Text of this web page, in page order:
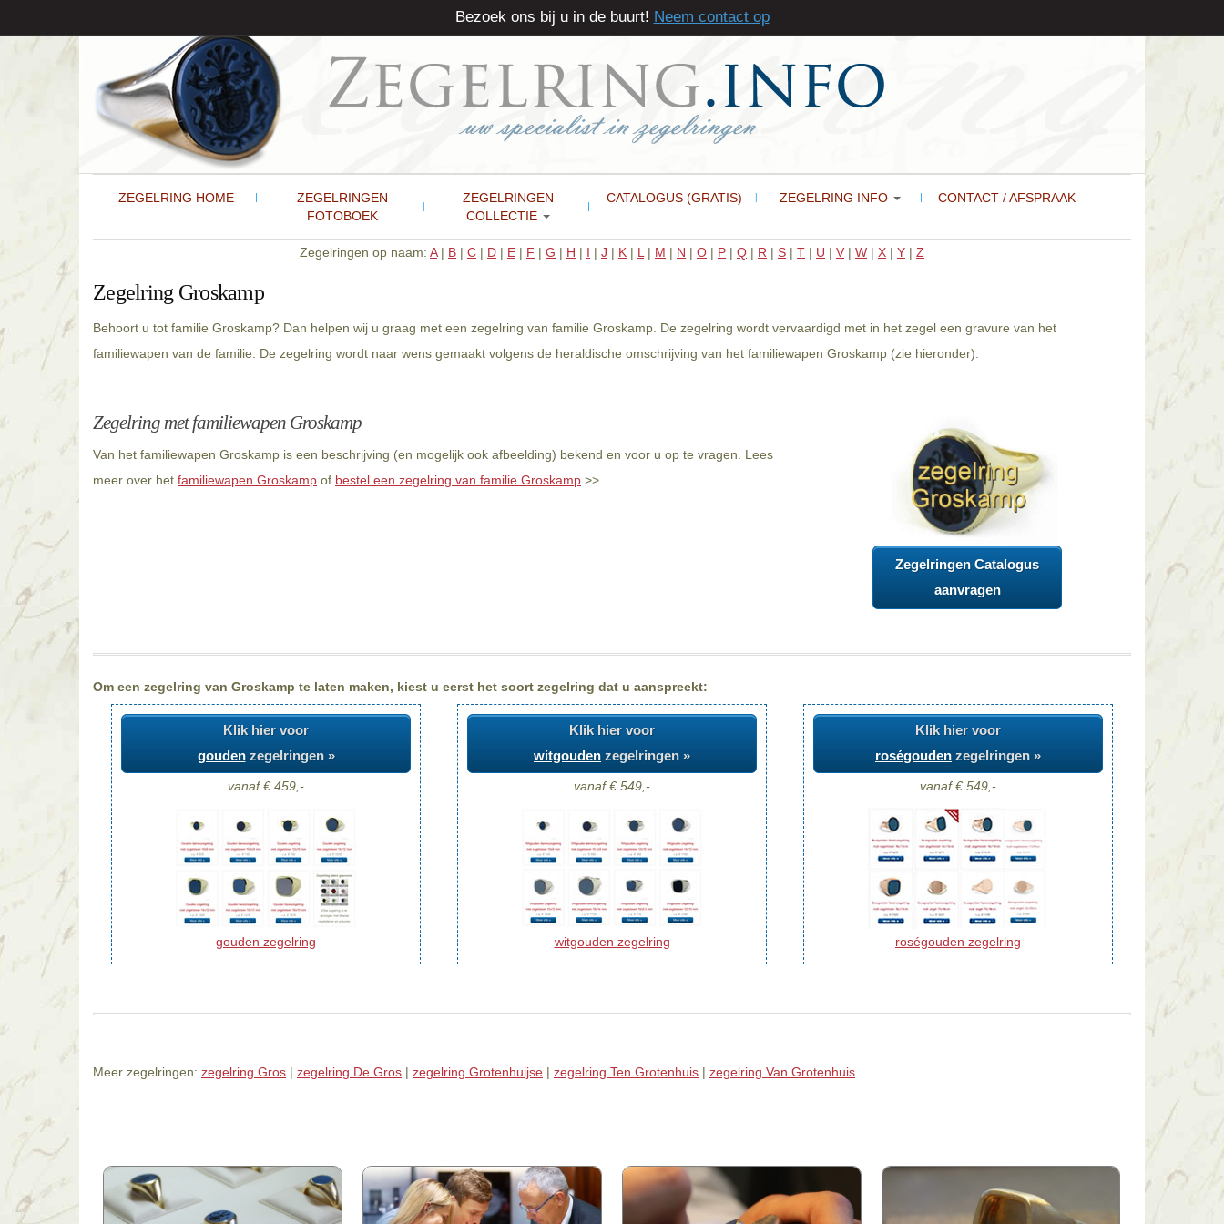
ZEGELRING HOME
ZEGELRINGEN
FOTOBOEK
ZEGELRINGEN
COLLECTIE
CATALOGUS (GRATIS) ZEGELRING INFO CONTACT / AFSPRAAK
Zegelringen op naam: A| B | C | D | E | F | G | H | I | J | K | L | M | N | O | P | Q | R | S | T | U | V | W | X | Y | Z
Zegelring Groskamp
Behoort u tot familie Groskamp? Dan helpen wij u graag met een zegelring van familie Groskamp. De zegelring wordt vervaardigd met in het zegel een gravure van het
familiewapen van de familie. De zegelring wordt naar wens gemaakt volgens de heraldische omschrijving van het familiewapen Groskamp (zie hieronder).
Zegelring met familiewapen Groskamp
Van het familiewapen Groskamp is een beschrijving (en mogelijk ook afbeelding) bekend en voor u op te vragen. Lees
meer over het familiewapen Groskamp of bestel een zegelring van familie Groskamp >>
Zegelringen Catalogus
aanvragen
Om een zegelring van Groskamp te laten maken, kiest u eerst het soort zegelring dat u aanspreekt:
Klik hier voor
goudenzegelringen »
vanaf € 459,-
gouden zegelring
Klik hier voor
witgouden zegelringen »
vanaf € 549,-
witgouden zegelring
Klik hier voor
roségouden zegelringen »
vanaf € 549,-
roségouden zegelring
Meer zegelringen: zegelring Gros | zegelring De Gros | zegelring Grotenhuijse | zegelring Ten Grotenhuis | zegelring Van Grotenhuis
Bezoek ons bij u in de buurt! Neem contact op